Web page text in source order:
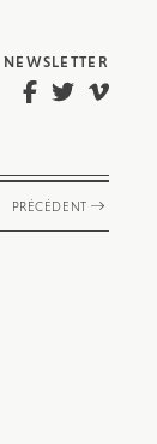
NEWSLETTER
PRÉCÉDENT